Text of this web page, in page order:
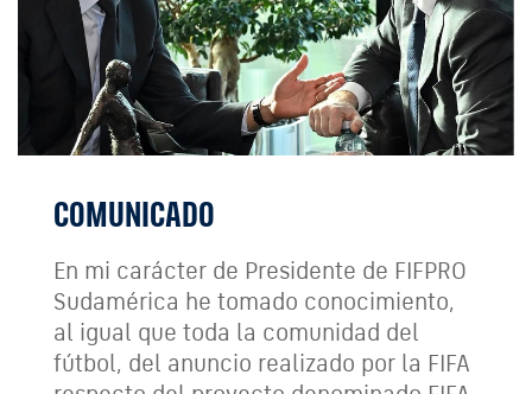
COMUNICADO
En mi carácter de Presidente de FIFPRO
Sudamérica he tomado conocimiento,
al igual que toda la comunidad del
fútbol, del anuncio realizado por la FIFA